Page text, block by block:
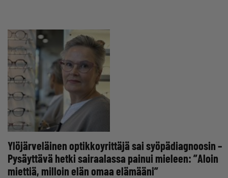
Ylöjärveläinen optikkoyrittäjä sai syöpädiagnoosin –
Pysäyttävä hetki sairaalassa painui mieleen: ”Aloin
miettiä, milloin elän omaa elämääni”